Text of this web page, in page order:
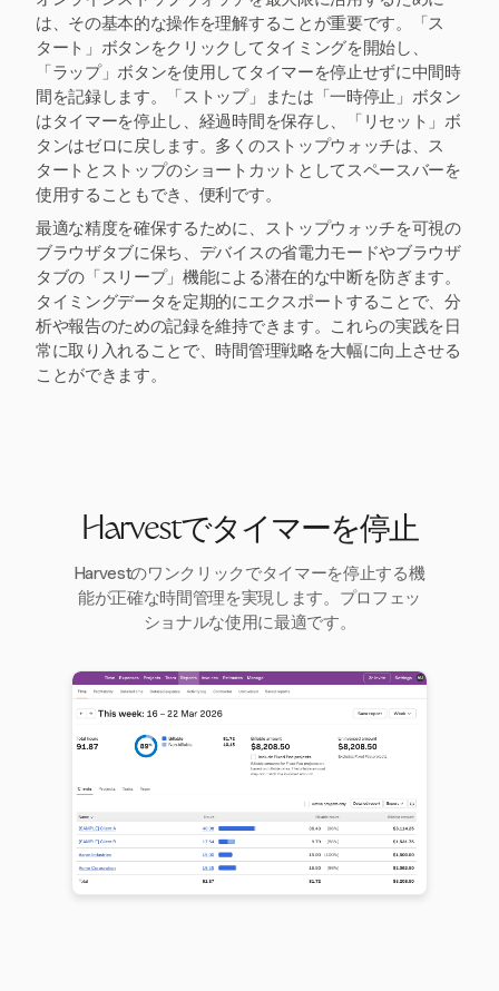
は、その基本的な操作を理解することが重要です。「ス
タート」ボタンをクリックしてタイミングを開始し、
「ラップ」ボタンを使用してタイマーを停止せずに中間時
間を記録します。「ストップ」または「一時停止」ボタン
はタイマーを停止し、経過時間を保存し、「リセット」ボ
タンはゼロに戻します。多くのストップウォッチは、ス
タートとストップのショートカットとしてスペースバーを
使用することもでき、便利です。
最適な精度を確保するために、ストップウォッチを可視の
ブラウザタブに保ち、デバイスの省電力モードやブラウザ
タブの「スリープ」機能による潜在的な中断を防ぎます。
タイミングデータを定期的にエクスポートすることで、分
析や報告のための記録を維持できます。これらの実践を日
常に取り入れることで、時間管理戦略を大幅に向上させる
ことができます。
Harvestでタイマーを停止
Harvestのワンクリックでタイマーを停止する機
能が正確な時間管理を実現します。プロフェッ
ショナルな使用に最適です。